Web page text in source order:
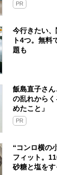
PR
今行きたい
ト4つ。無料
題も
飯島直子さ
の乱れから
めたこと」
PR
“コンロ横の
フィット。
砂糖と塩を